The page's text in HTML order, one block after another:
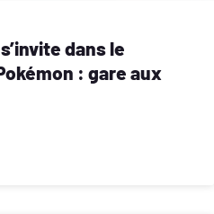
dans le
: gare aux